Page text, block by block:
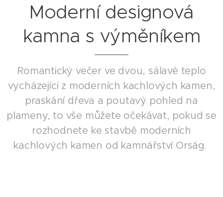
Moderní designová
kamna s výměníkem
Romantický večer ve dvou, sálavé teplo
vycházející z moderních kachlových kamen,
praskání dřeva a poutavý pohled na
plameny, to vše můžete očekávat, pokud se
rozhodnete ke stavbě moderních
kachlových kamen od kamnářství Orság.